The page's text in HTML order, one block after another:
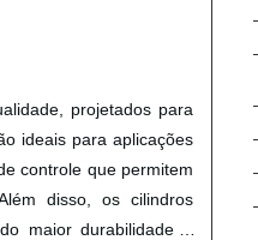
projetados para
ideais para aplicações
controle que permitem
disso, os cilindros
maior durabilidade e